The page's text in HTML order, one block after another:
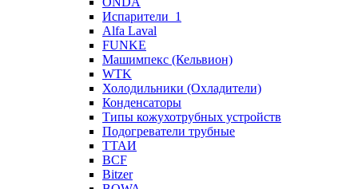
Испарители_1
Alfa Laval
FUNKE
Машимпекс (Кельвион)
WTK
Холодильники (Охладители)
Конденсаторы
Типы кожухотрубных устройств
Подогреватели трубные
ТТАИ
BCF
Bitzer